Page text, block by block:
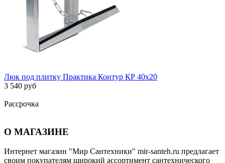
Люк под плитку Практика Контур КР 40х20
3 540 руб
Рассрочка
О МАГАЗИНЕ
Интернет магазин "Мир Сантехники" mir-santeh.ru предлагает
своим покупателям широкий ассортимент сантехнического